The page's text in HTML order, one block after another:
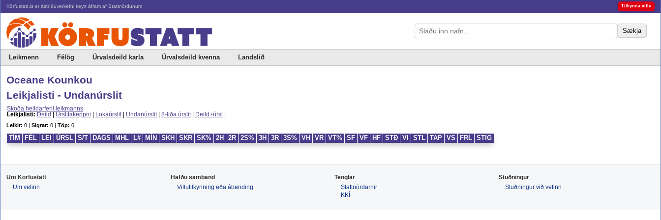
Körfustatt.is er ástríðuverkefni keyrt áfram af Stattnördunum Tilkynna villu
Sækja
Leikmenn Félög Úrvalsdeild karla Úrvalsdeild kvenna Landslið
Oceane Kounkou
Leikjalisti - Undanúrslit
Skoða heildarferil leikmanns
Leikjalisti: Deild | Úrslitakeppni | Lokaúrslit | Undanúrslit | 8-liða úrslit | Deild+úrsl |
Leikir: 0 | Sigrar: 0 | Töp: 0
TÍM FÉL LEI ÚRSL S/T DAGS MHL L# MÍN SKH SKR SK% 2H 2R 2S% 3H 3R 3S% VH VR VT% SF VF HF STÐ VI STL TAP VS FRL STIG
Um Körfustatt
Um vefinn
Hafðu samband
Villutilkynning eða ábending
Tenglar
Stattnördarnir
KKÍ
Stuðningur
Stuðningur við vefinn